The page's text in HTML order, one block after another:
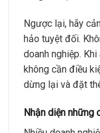
Ngược lại, hãy
hảo tuyệt đối.
doanh nghiệp.
không cần điều
dừng lại và đặt
Nhận diện những